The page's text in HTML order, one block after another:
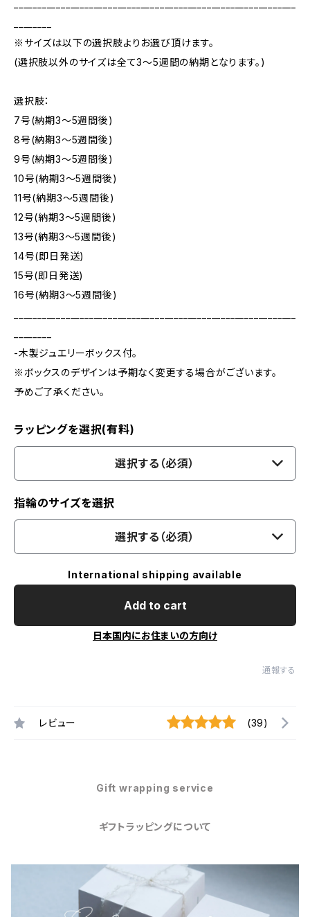
※サイズは以下の選択肢よりお選び頂けます。
(選択肢以外のサイズは全て3～5週間の納期となります。)
選択肢：
7号(納期3～5週間後)
8号(納期3～5週間後)
9号(納期3～5週間後)
10号(納期3～5週間後)
11号(納期3～5週間後)
12号(納期3～5週間後)
13号(納期3～5週間後)
14号(即日発送)
15号(即日発送)
16号(納期3～5週間後)
-木製ジュエリーボックス付。
※ボックスのデザインは予期なく変更する場合がございます。
予めご了承ください。
ラッピングを選択(有料)
選択する（必須）
指輪のサイズを選択
選択する（必須）
International shipping available
Add to cart
日本国内にお住まいの方向け
通報する
レビュー (39)
Gift wrapping service
ギフトラッピングについて